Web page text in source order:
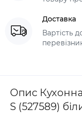
Доставка
Вартість
Опис
S (527589)